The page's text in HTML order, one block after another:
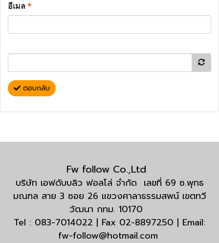
อีเมล*
ตอบกลับ
Fw follow Co.,Ltd
บริษัท เอฟดับบลิว ฟอลโล่ จำกัด เลขที่ 69 ซ.พุทธ
มณฑล สาย 3 ซอย 26 แขวงศาลาธรรมสพน์ เขตทวี
วัฒนา กทม. 10170
Tel : 083-7014022 | Fax 02-8897250 | Email:
fw-follow@hotmail.com